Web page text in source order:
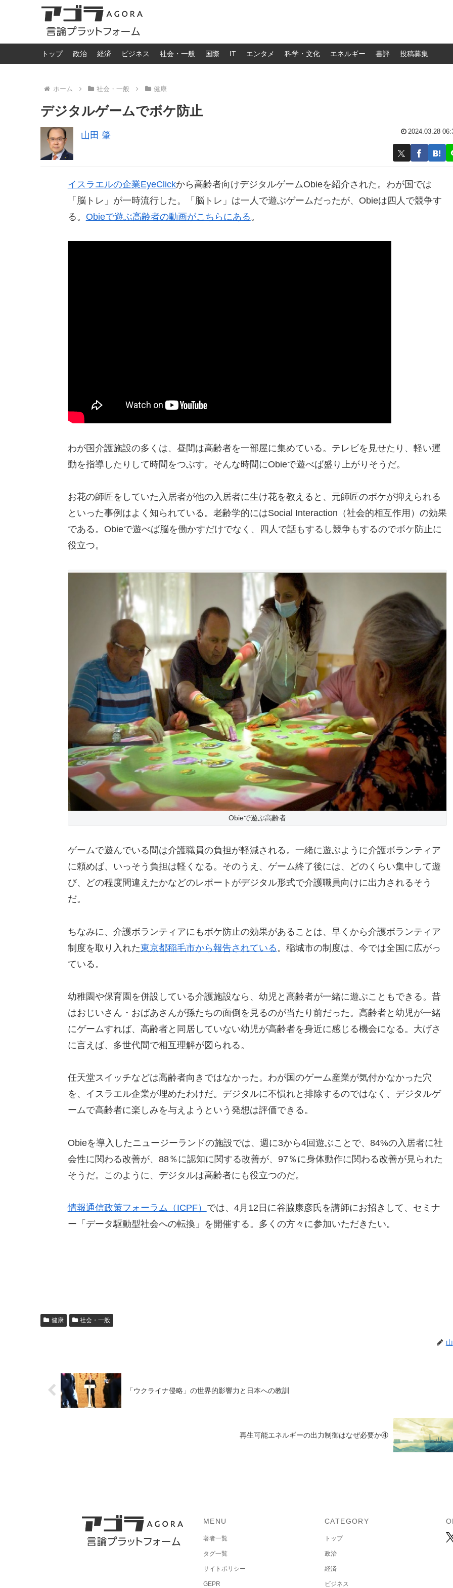
トップ 政治 経済 ビジネス 社会・一般 国際 IT エンタメ 科学・文化 エネルギー 書評 投稿募集
ホーム 社会・一般 健康
デジタルゲームでボケ防止
山田 肇 2024.03.28
イスラエルの企業EyeClickから高齢者向けデジタルゲームObieを紹介された。わが国では
「脳トレ」が一時流行した。「脳トレ」は一人で遊ぶゲームだったが、Obieは四人で競争す
る。 Obieで遊ぶ高齢者の動画がこちらにある 。
わが国介護施設の多くは、昼間は高齢者を一部屋に集めている。テレビを見せたり、軽い運
動を指導したりして時間をつぶす。そんな時間にObieで遊べば盛り上がりそうだ。
お花の師匠をしていた入居者が他の入居者に生け花を教えると、元師匠のボケが抑えられる
といった事例はよく知られている。老齢学的にはSocial Interaction（社会的相互作用）の効果
である。Obieで遊べば脳を働かすだけでなく、四人で話もするし競争もするのでボケ防止に
役立つ。
Obieで遊ぶ高齢者
ゲームで遊んでいる間は介護職員の負担が軽減される。一緒に遊ぶように介護ボランティア
に頼めば、いっそう負担は軽くなる。そのうえ、ゲーム終了後には、どのくらい集中して遊
び、どの程度間違えたかなどのレポートがデジタル形式で介護職員向けに出力されるそう
だ。
ちなみに、介護ボランティアにもボケ防止の効果があることは、早くから介護ボランティア
制度を取り入れた東京都稲毛市から報告されている 。稲城市の制度は、今では全国に広がっ
ている。
幼稚園や保育園を併設している介護施設なら、幼児と高齢者が一緒に遊ぶこともできる。昔
はおじいさん・おばあさんが孫たちの面倒を見るのが当たり前だった。高齢者と幼児が一緒
にゲームすれば、高齢者と同居していない幼児が高齢者を身近に感じる機会になる。大げさ
に言えば、多世代間で相互理解が図られる。
任天堂スイッチなどは高齢者向きではなかった。わが国のゲーム産業が気付かなかった穴
を、イスラエル企業が埋めたわけだ。デジタルに不慣れと排除するのではなく、デジタルゲ
ームで高齢者に楽しみを与えようという発想は評価できる。
Obieを導入したニュージーランドの施設では、週に3から4回遊ぶことで、84%の入居者に社
会性に関わる改善が、88％に認知に関する改善が、97％に身体動作に関わる改善が見られた
そうだ。このように、デジタルは高齢者にも役立つのだ。
情報通信政策フォーラム（ICPF） では、4月12日に谷脇康彦氏を講師にお招きして、セミナ
ー「データ駆動型社会への転換」を開催する。多くの方々に参加いただきたい。
健康 社会・一般
「ウクライナ侵略」の世界的影響力と日本への教訓
再生可能エネルギーの出力制御はなぜ必要か④
MENU
著者一覧
タグ一覧
サイトポリシー
GEPR
CATEGORY
トップ
政治
経済
ビジネス